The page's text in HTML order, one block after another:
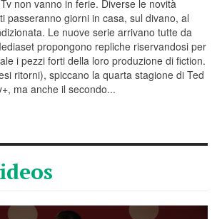
non vanno in ferie. Diverse le novità
passeranno giorni in casa, sul divano, al
Le nuove serie arrivano tutte da
propongono repliche riservandosi per
i pezzi forti della loro produzione di fiction.
ritorni), spiccano la quarta stagione di Ted
ma anche il secondo...